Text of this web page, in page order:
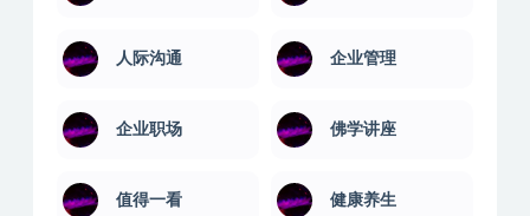
人际沟通 企业管理
企业职场 佛学讲座
值得一看 健康养生